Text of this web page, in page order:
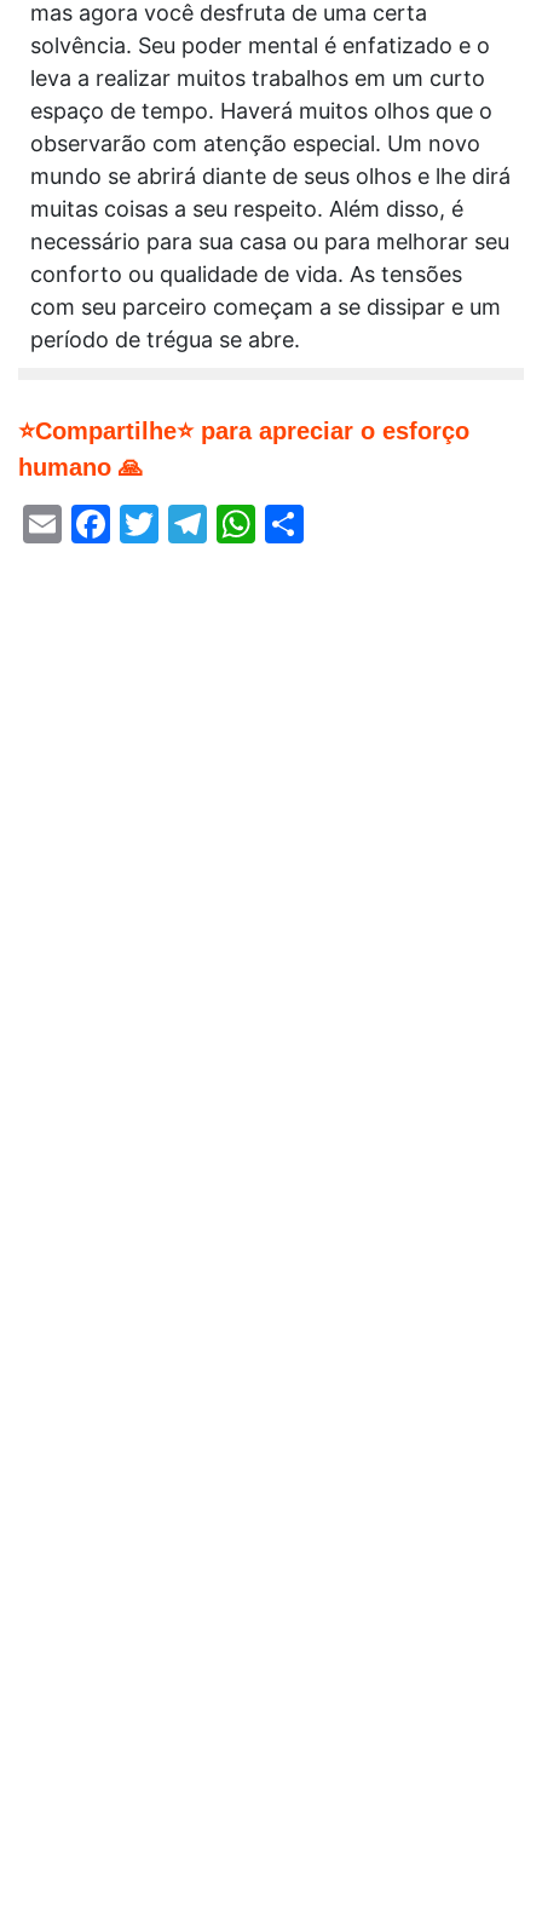
mas agora você desfruta de uma certa
solvência. Seu poder mental é enfatizado e o
leva a realizar muitos trabalhos em um curto
espaço de tempo. Haverá muitos olhos que o
observarão com atenção especial. Um novo
mundo se abrirá diante de seus olhos e lhe dirá
muitas coisas a seu respeito. Além disso, é
necessário para sua casa ou para melhorar seu
conforto ou qualidade de vida. As tensões
com seu parceiro começam a se dissipar e um
período de trégua se abre.
⭐Compartilhe⭐ para apreciar o esforço
humano 🙏
EmailFacebook
Twitter
Telegram
WhatsApp